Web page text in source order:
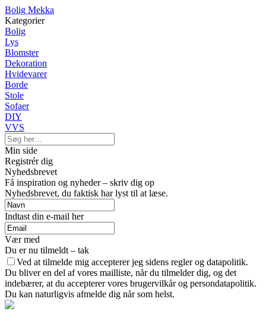
Bolig Mekka
Kategorier
Bolig
Lys
Blomster
Dekoration
Hvidevarer
Borde
Stole
Sofaer
DIY
VVS
Min side
Registrér dig
Nyhedsbrevet
Få inspiration og nyheder – skriv dig op
Nyhedsbrevet, du faktisk har lyst til at læse.
Indtast din e-mail her
Vær med
Du er nu tilmeldt – tak
Ved at tilmelde mig accepterer jeg sidens regler og datapolitik.
Du bliver en del af vores mailliste, når du tilmelder dig, og det
indebærer, at du accepterer vores brugervilkår og persondatapolitik.
Du kan naturligvis afmelde dig når som helst.